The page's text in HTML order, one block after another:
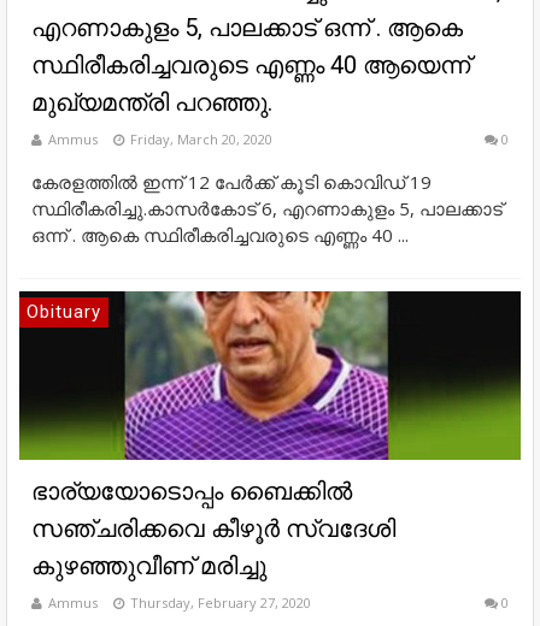
എറണാകുളം 5, പാലക്കാട് ഒന്ന് . ആകെ
സ്ഥിരീകരിച്ചവരുടെ എണ്ണം 40 ആയെന്ന്
മുഖ്യമന്ത്രി പറഞ്ഞു.
Ammus Friday, March 20, 2020 0
കേരളത്തില്‍ ഇന്ന് 12 പേര്‍ക്ക് കൂടി കൊവിഡ് 19
സ്ഥിരീകരിച്ചു.കാസര്‍കോട് 6, എറണാകുളം 5, പാലക്കാട്
ഒന്ന് . ആകെ സ്ഥിരീകരിച്ചവരുടെ എണ്ണം 40 ...
Obituary
ഭാര്യയോടൊപ്പം ബൈക്കില്‍
സഞ്ചരിക്കവെ കീഴൂര്‍ സ്വദേശി
കുഴഞ്ഞുവീണ് മരിച്ചു
Ammus Thursday, February 27, 2020 0